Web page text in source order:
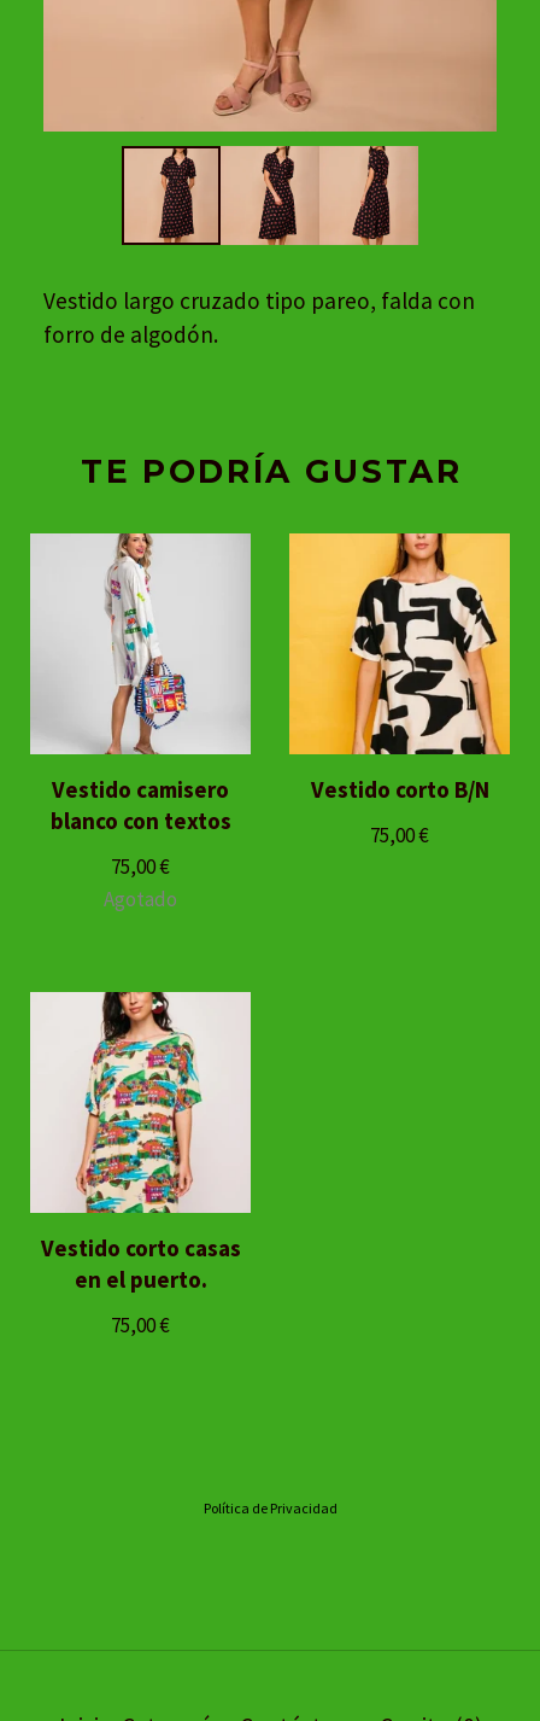
Vestido largo cruzado tipo pareo, falda con
forro de algodón.
TE PODRÍA GUSTAR
Vestido camisero
blanco con textos
75,00€
Agotado
Vestido corto B/N
75,00€
Vestido corto casas
en el puerto.
75,00€
Política de Privacidad